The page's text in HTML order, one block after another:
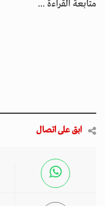
متابعة القراءة ...
ابق على اتصال